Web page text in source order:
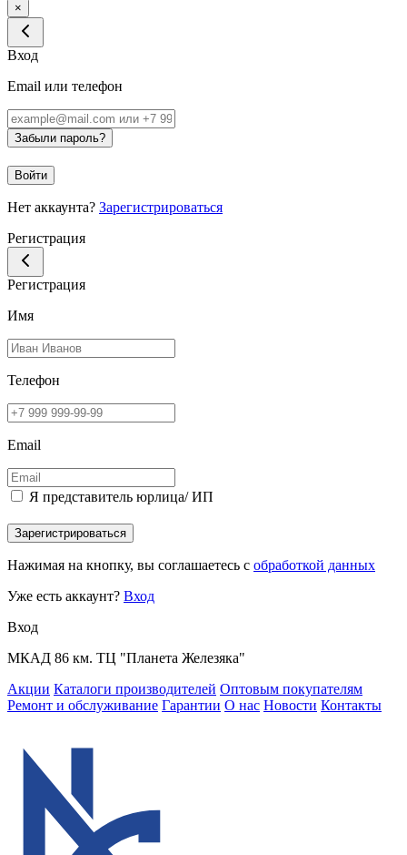
×
Вход
Email или телефон
Забыли пароль?
Войти
Нет аккаунта? Зарегистрироваться
Регистрация
Регистрация
Имя
Телефон
Email
Я представитель юрлица/ ИП
Зарегистрироваться
Нажимая на кнопку, вы соглашаетесь с обработкой данных
Уже есть аккаунт? Вход
Вход
МКАД 86 км. ТЦ "Планета Железяка"
Акции Каталоги производителей Оптовым покупателям
Ремонт и обслуживание Гарантии О нас Новости Контакты